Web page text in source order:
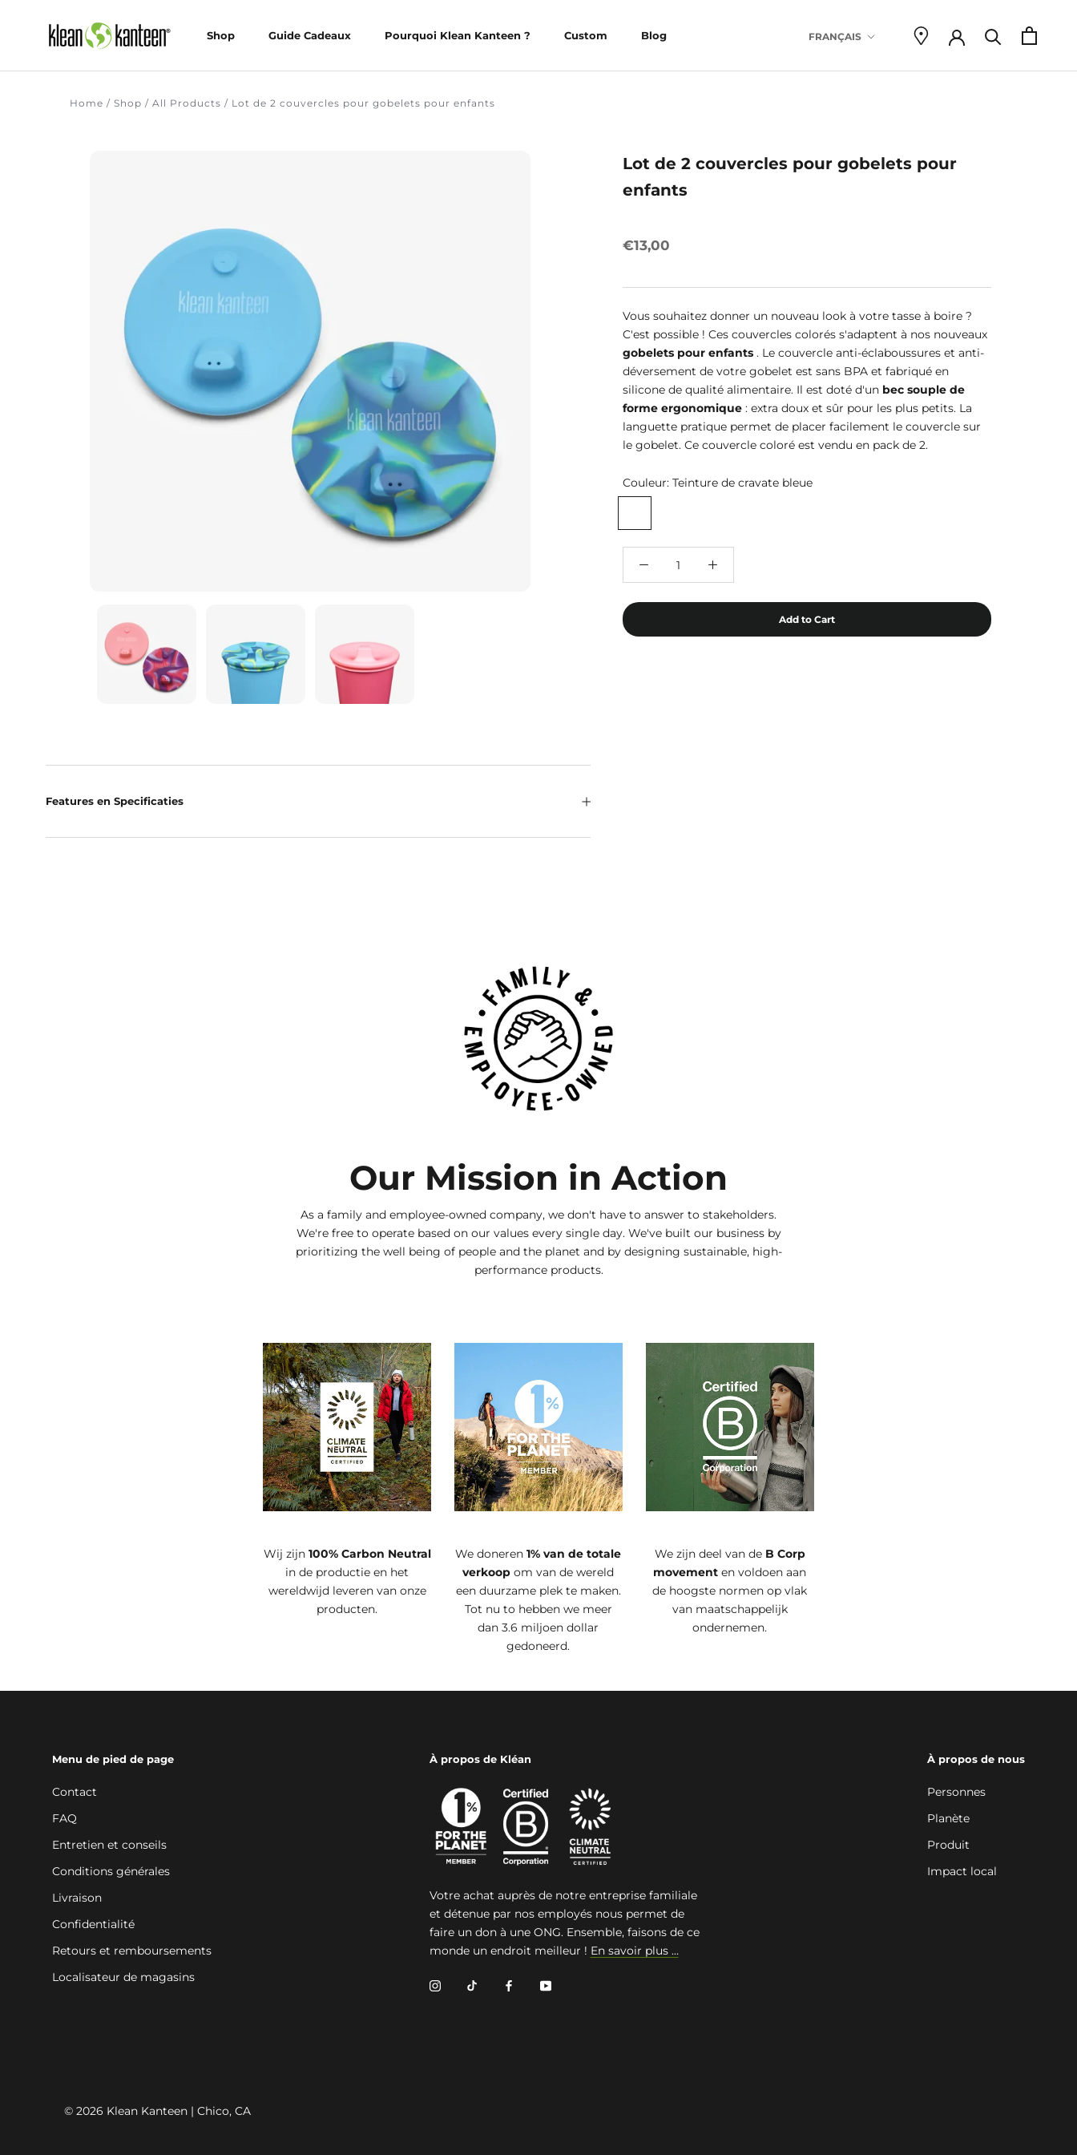
Shop Guide Cadeaux Pourquoi Klean Kanteen ? Custom Blog Language
FRANÇAIS
Home / Shop / All Products / Lot de 2 couvercles pour gobelets pour enfants
Lot de 2 couvercles pour gobelets pour
enfants
€13,00
Vous souhaitez donner un nouveau look à votre tasse à boire ?
C'est possible ! Ces couvercles colorés s'adaptent à nos nouveaux
gobelets pour enfants . Le couvercle anti-éclaboussures et anti-
déversement de votre gobelet est sans BPA et fabriqué en
silicone de qualité alimentaire. Il est doté d'un bec souple de
forme ergonomique : extra doux et sûr pour les plus petits. La
languette pratique permet de placer facilement le couvercle sur
le gobelet. Ce couvercle coloré est vendu en pack de 2.
Couleur: Teinture de cravate bleue
cravate
bleue
cravate
rose
Add to Cart
Features en Specificaties
Our Mission in Action
As a family and employee-owned company, we don't have to answer to stakeholders.
We're free to operate based on our values every single day. We've built our business by
prioritizing the well being of people and the planet and by designing sustainable, high-
performance products.
Wij zijn 100% Carbon Neutral
in de productie en het
wereldwijd leveren van onze
producten.
We doneren1% van de totale
verkoop om van de wereld
een duurzame plek te maken.
Tot nu to hebben we meer
dan 3.6 miljoen dollar
gedoneerd.
We zijn deel van de B Corp
movement en voldoen aan
de hoogste normen op vlak
van maatschappelijk
ondernemen.
Menu de pied de page
Contact
FAQ
Entretien et conseils
Conditions générales
Livraison
Confidentialité
Retours et remboursements
Localisateur de magasins
À propos de Kléan
Votre achat auprès de notre entreprise familiale
et détenue par nos employés nous permet de
faire un don à une ONG. Ensemble, faisons de ce
monde un endroit meilleur ! En savoir plus ...
À propos de nous
Personnes
Planète
Produit
Impact local
© 2026 Klean Kanteen | Chico, CA